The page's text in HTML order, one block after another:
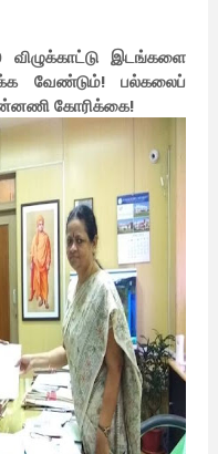
விழுக்காட்டு இடங்களை
வேண்டும்! பல்கலைப்
கோரிக்கை!